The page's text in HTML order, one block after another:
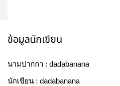
ข้อมูลนักเขียน
นามปากกา : dadabanana
นักเขียน : dadabanana